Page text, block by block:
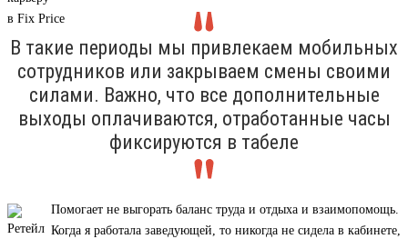
В такие периоды мы привлекаем мобильных
сотрудников или закрываем смены своими
силами. Важно, что все дополнительные
выходы оплачиваются, отработанные часы
фиксируются в табеле
Помогает не выгорать баланс труда и отдыха и взаимопомощь.
Когда я работала заведующей, то никогда не сидела в кабинете,